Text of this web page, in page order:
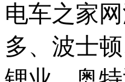
电车之家
多、波士